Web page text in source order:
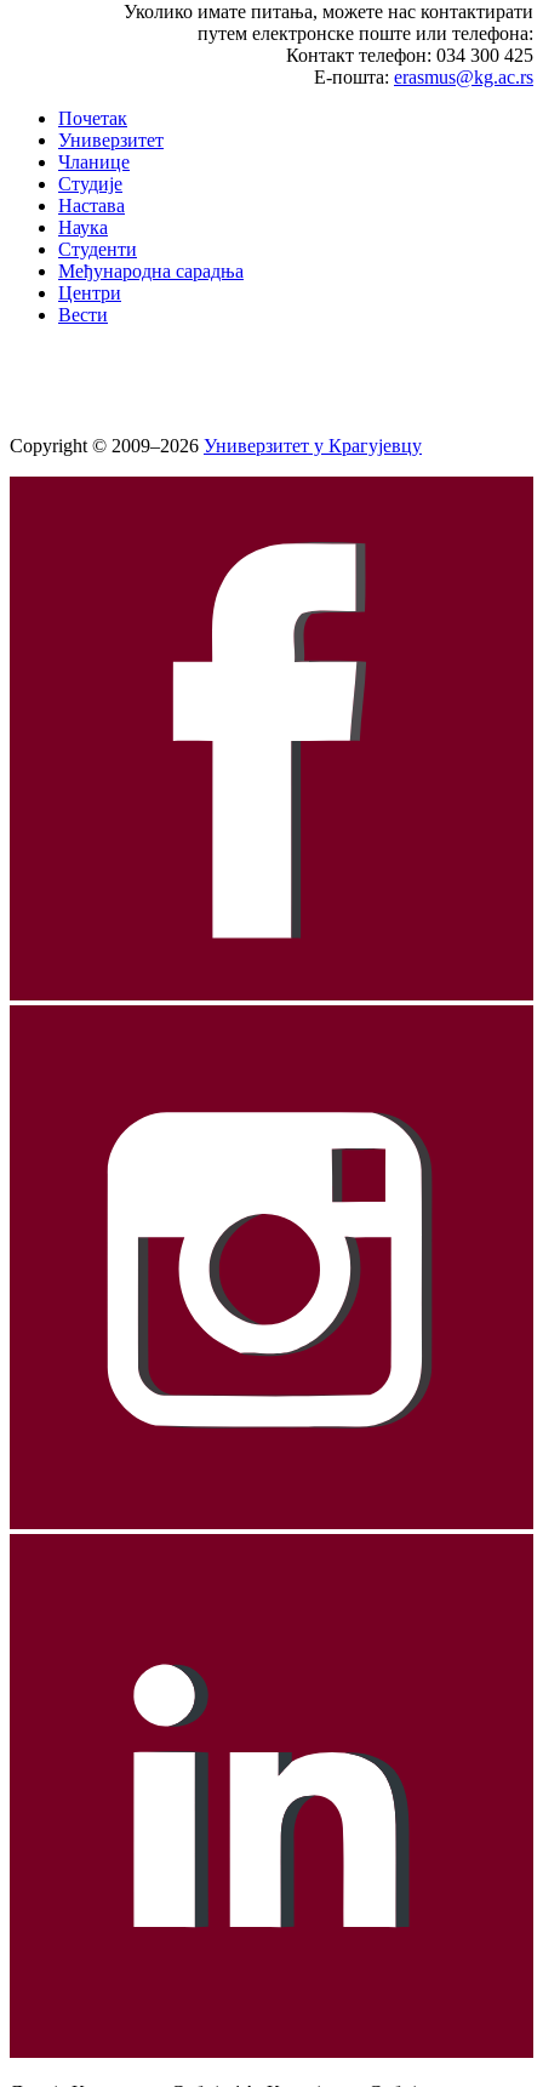
Уколико имате питања, можете нас контактирати
путем електронске поште или телефона:
Контакт телефон: 034 300 425
Е-пошта: erasmus@kg.ac.rs
Почетак
Универзитет
Чланице
Студије
Настава
Наука
Студенти
Међународна сарадња
Центри
Вести
Copyright © 2009–2026 Универзитет у Крагујевцу